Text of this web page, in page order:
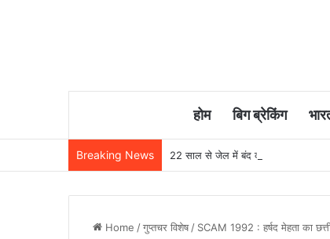
होम बिग ब्रेकिंग
Breaking News 22 साल से जेल में बंद व्यक्ति निकला निर्दोष,
Home /गुप्तचर विशेष / SCAM 1992 : हर्षद मेहता का